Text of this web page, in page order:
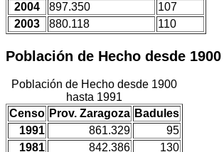
2004
897.350
107
2003
880.118 110
Población de Hecho desde
Población de Hecho desde 1900
hasta 1991
Censo Prov. Zaragoza Badules
1991
861.329
95
1981
842.386
130